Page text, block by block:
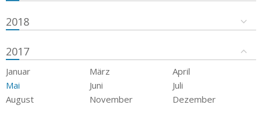
2018
2017
Januar März
April
Mai
Juni
Juli
August
November Dezember